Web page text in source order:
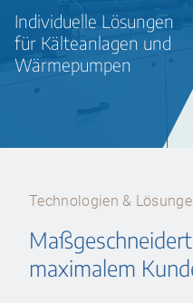
Individuelle Lösungen
für Kälteanlagen und
Wärmepumpen
Technologien &
maximalem